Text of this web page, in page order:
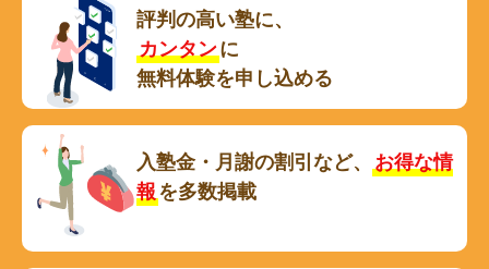
評判の高い塾に、
カンタンに
無料体験を申し込める
入塾金・月謝の割引など、
お得な情
報を多数掲載